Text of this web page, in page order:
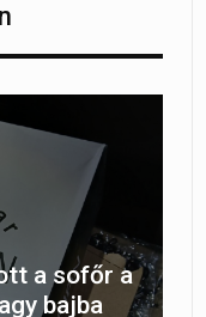
a sofőr a
bajba